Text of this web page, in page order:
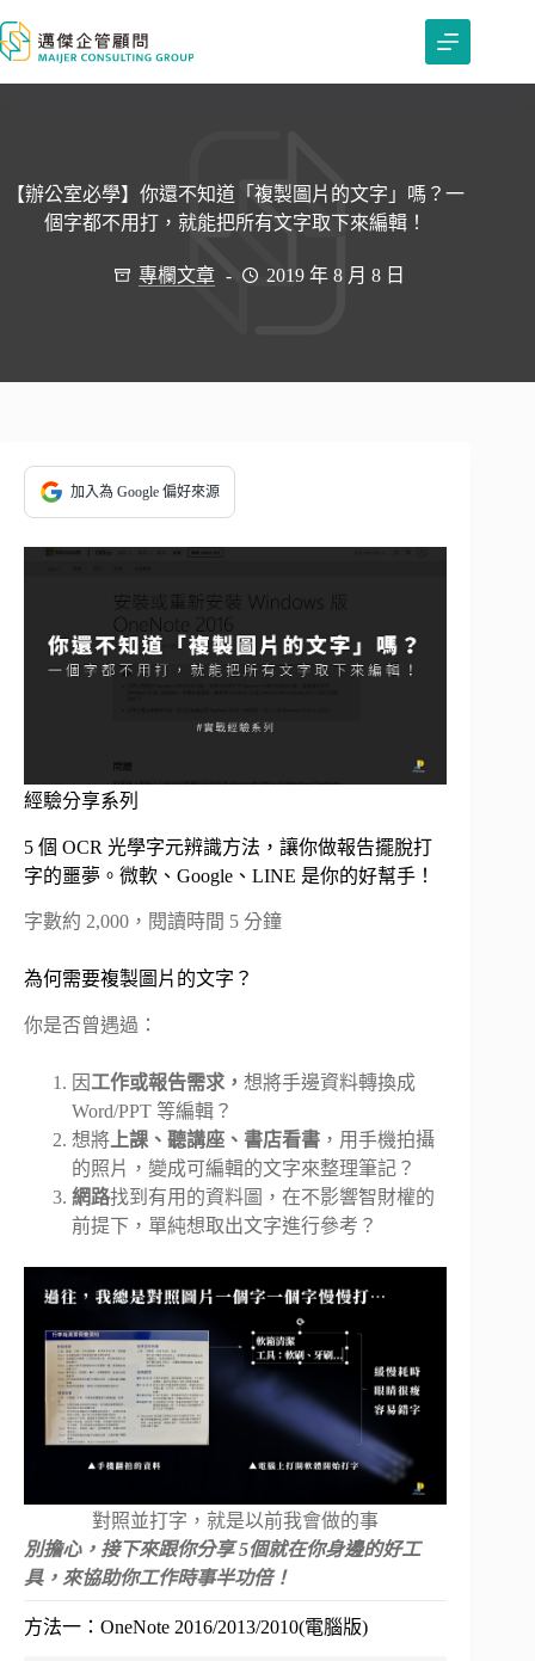
至
【辦公室必學】你還不知道「複製圖片的文字」嗎？一
個字都不用打，就能把所有文字取下來編輯！
專欄文章 2019 年 8 月 8 日
加入為 Google 偏好來源
經驗分享系列
5 個 OCR 光學字元辨識方法，讓你做報告擺脫打
字的噩夢。微軟、Google、LINE 是你的好幫手！
字數約 2,000，閱讀時間 5 分鐘
為何需要複製圖片的文字？
你是否曾遇過：
因 工作或報告需求， 想將手邊資料轉換成
Word/PPT 等編輯？
想將 上課、聽講座、書店看書 ，用手機拍攝
的照片，變成可編輯的文字來整理筆記？
網路找到有用的資料圖，在不影響智財權的
前提下，單純想取出文字進行參考？
對照並打字，就是以前我會做的事
別擔心，接下來跟你分享 5個就在你身邊的好工
具，來協助你工作時事半功倍！
方法一：OneNote 2016/2013/2010(電腦版)